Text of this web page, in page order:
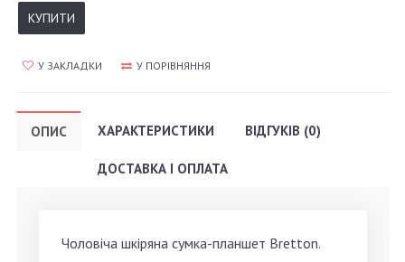
КУПИТИ
У ЗАКЛАДКИ У ПОРІВНЯННЯ
ОПИС ХАРАКТЕРИСТИКИ ВІДГУКІВ (0)
ДОСТАВКА І ОПЛАТА
Чоловіча шкіряна сумка-планшет Bretton.